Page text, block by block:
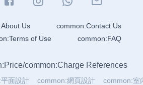
Us
common:Contact Us
of Use
common:FAQ
/common:Charge References
面設計 common:網頁設計
common:室